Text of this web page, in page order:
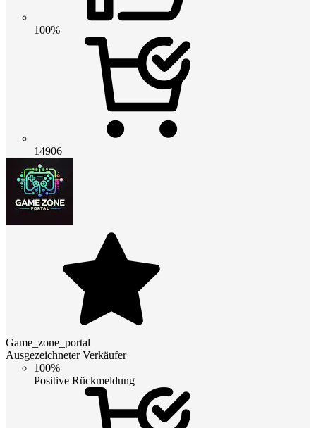
100%
14906
Game_zone_portal
Ausgezeichneter Verkäufer
100%
Positive Rückmeldung